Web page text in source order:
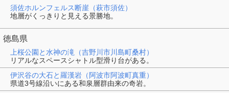
須佐ホルンフェルス断崖（萩市須佐）
地層がくっきりと見える景勝地。
徳島県
上桜公園と水神の滝（吉野川市川島町桑村）
リアルなスペースシャトル型滑り台がある。
伊沢谷の大石と羅漢岩（阿波市阿波町真重）
県道3号線沿いにある和泉層群由来の奇岩。